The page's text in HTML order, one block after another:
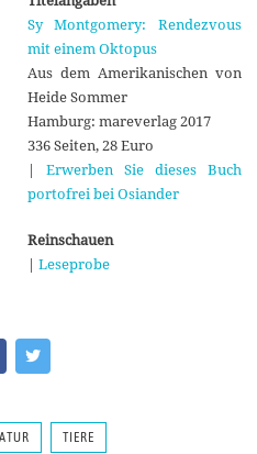
Sy Montgomery: Rendezvous
mit einem Oktopus
Aus dem Amerikanischen von
Heide Sommer
Hamburg: mareverlag 2017
336 Seiten, 28 Euro
| Erwerben Sie dieses Buch
portofrei bei Osiander
Reinschauen
| Leseprobe
TIERE